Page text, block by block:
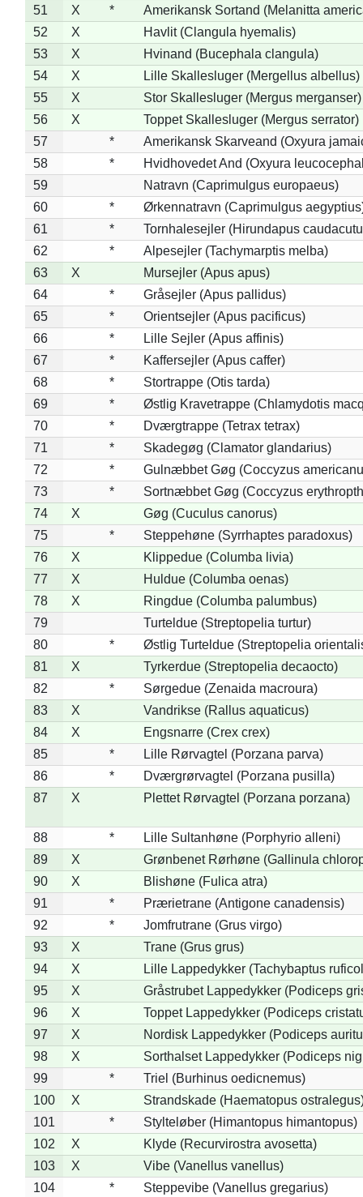
51
X *
Amerikansk Sortand (Melanitta
52
X
Havlit (Clangula hyemalis)
53
X
Hvinand (Bucephala clangula)
54
X
Lille Skallesluger (Mergellus albellus)
55
X
Stor Skallesluger (Mergus merganser)
56
X
Toppet Skallesluger (Mergus serrator)
57
*
Amerikansk Skarveand (Oxyura
58
*
Hvidhovedet And (Oxyura
59
Natravn (Caprimulgus europaeus)
60
*
Ørkennatravn (Caprimulgus
61
*
Tornhalesejler (Hirundapus
62
*
Alpesejler (Tachymarptis melba)
63
X
Mursejler (Apus apus)
64
*
Gråsejler (Apus pallidus)
65
*
Orientsejler (Apus pacificus)
66
*
Lille Sejler (Apus affinis)
67
*
Kaffersejler (Apus caffer)
68
*
Stortrappe (Otis tarda)
69
*
Østlig Kravetrappe (Chlamydotis
70
*
Dværgtrappe (Tetrax tetrax)
71
*
Skadegøg (Clamator glandarius)
72
*
Gulnæbbet Gøg (Coccyzus
73
*
Sortnæbbet Gøg (Coccyzus
74
X
Gøg (Cuculus canorus)
75
*
Steppehøne (Syrrhaptes paradoxus)
76
X
Klippedue (Columba livia)
77
X
Huldue (Columba oenas)
78
X
Ringdue (Columba palumbus)
79
Turteldue (Streptopelia turtur)
80
*
Østlig Turteldue (Streptopelia
81
X
Tyrkerdue (Streptopelia decaocto)
82
*
Sørgedue (Zenaida macroura)
83
X
Vandrikse (Rallus aquaticus)
84
X
Engsnarre (Crex crex)
85
*
Lille Rørvagtel (Porzana parva)
86
*
Dværgrørvagtel (Porzana pusilla)
87
X Plettet Rørvagtel (Porzana porzana)
88 *
Lille Sultanhøne (Porphyrio alleni)
89
X
Grønbenet Rørhøne (Gallinula
90
X
Blishøne (Fulica atra)
91
*
Prærietrane (Antigone canadensis)
92
*
Jomfrutrane (Grus virgo)
93
X
Trane (Grus grus)
94
X
Lille Lappedykker (Tachybaptus
95
X
Gråstrubet Lappedykker (Podiceps
96
X
Toppet Lappedykker (Podiceps
97
X
Nordisk Lappedykker (Podiceps
98
X
Sorthalset Lappedykker (Podiceps
99
*
Triel (Burhinus oedicnemus)
100
X
Strandskade (Haematopus
101
*
Stylteløber (Himantopus himantopus)
102
X
Klyde (Recurvirostra avosetta)
103
X
Vibe (Vanellus vanellus)
104
* Steppevibe (Vanellus gregarius)